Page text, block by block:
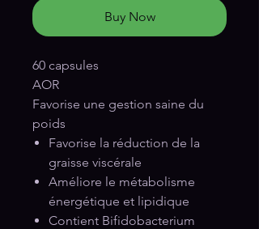
Buy Now
60 capsules
AOR
Favorise une gestion saine du
poids
Favorise la réduction de la
graisse viscérale
Améliore le métabolisme
énergétique et lipidique
Contient Bifidobacterium